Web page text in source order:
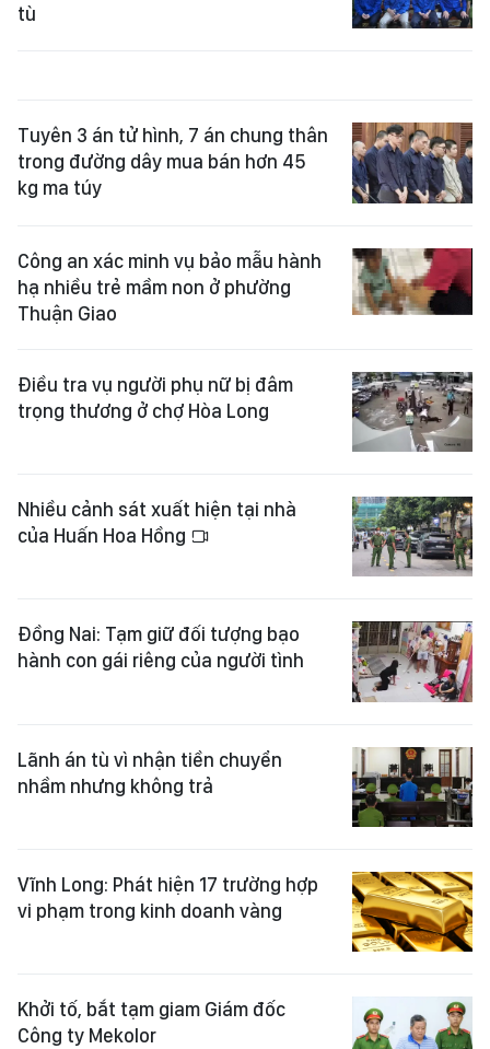
tù
Tuyên 3 án tử hình, 7 án chung thân
trong đường dây mua bán hơn 45
kg ma túy
Công an xác minh vụ bảo mẫu hành
hạ nhiều trẻ mầm non ở phường
Thuận Giao
Điều tra vụ người phụ nữ bị đâm
trọng thương ở chợ Hòa Long
Nhiều cảnh sát xuất hiện tại nhà
của Huấn Hoa Hồng
Đồng Nai: Tạm giữ đối tượng bạo
hành con gái riêng của người tình
Lãnh án tù vì nhận tiền chuyển
nhầm nhưng không trả
Vĩnh Long: Phát hiện 17 trường hợp
vi phạm trong kinh doanh vàng
Khởi tố, bắt tạm giam Giám đốc
Công ty Mekolor